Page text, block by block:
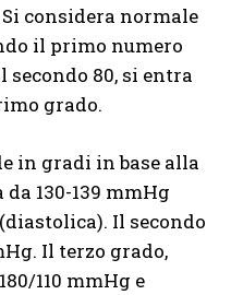
considera normale
il primo numero
secondo 80, si entra
grado.
in gradi in base alla
130-139 mmHg
Il secondo
Il terzo grado,
110 mmHg e